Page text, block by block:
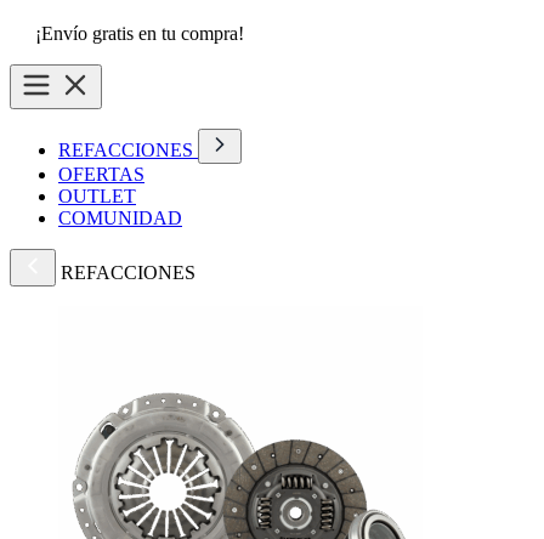
¡Envío gratis en tu compra!
REFACCIONES
OFERTAS
OUTLET
COMUNIDAD
REFACCIONES